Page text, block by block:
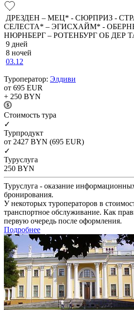
ДРЕЗДЕН – МЕЦ* - СЮРПРИЗ -
СЕЛЕСТА* – ЭГИСХАЙМ* -
НЮРНБЕРГ – РОТЕНБУРГ ОБ ДЕР
9 дней
8 ночей
03.12
Туроператор: Элдиви
от 695 EUR
+ 250 BYN
Cтоимость тура
✓
Турпродукт
от 2427 BYN (695 EUR)
✓
Туруслуга
250 BYN
Туруслуга - оказание
бронирования.
У некоторых туроператоров в
транспортное обслуживание. Как
первую очередь после оформления.
Подробнее